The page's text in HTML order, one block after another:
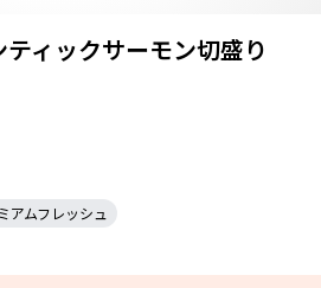
ィックサーモン切盛り
アムフレッシュ